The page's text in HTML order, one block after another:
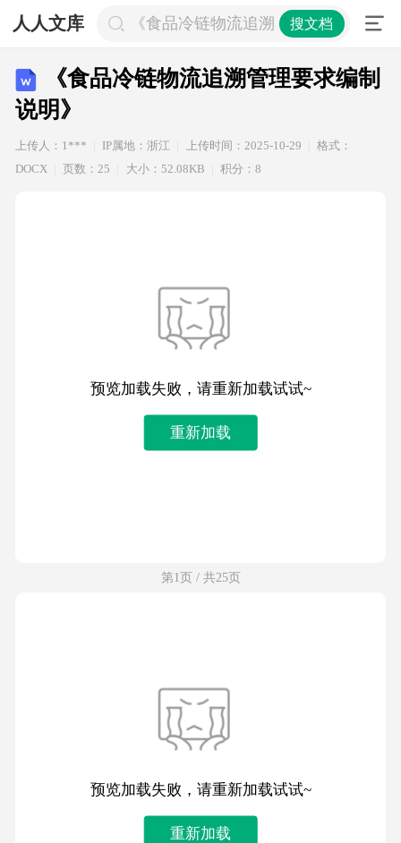
人人文库 《食品冷链物流追溯管理要求编制说
搜文档
《食品冷链物流追溯管理要求编制
说明》
上传人：1*** IP属地：浙江 上传时间：2025-10-29
格式：
DOCX
页数：25 大小：52.08KB 积分：8
预览加载失败，请重新加载试试~
重新加载
第1页 / 共25页
预览加载失败，请重新加载试试~
重新加载